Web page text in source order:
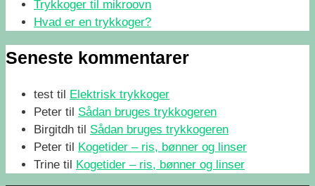
Trykkoger til mikroovn
Hvad er en trykkoger?
Seneste kommentarer
test til Elektrisk trykkoger
Peter til Sådan bruges trykkogeren
Birgitdh til Sådan bruges trykkogeren
Peter til Kogetider – ris, bønner og linser
Trine til Kogetider – ris, bønner og linser